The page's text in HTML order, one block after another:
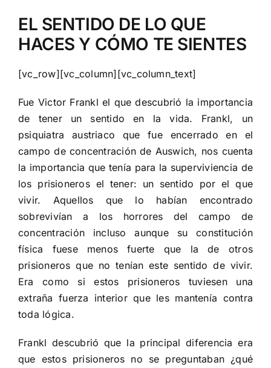
EL SENTIDO DE LO QUE
HACES Y CÓMO TE SIENTES
[vc_row][vc_column][vc_column_text]
Fue Victor Frankl el que descubrió la importancia
de tener un sentido en la vida. Frankl, un
psiquiatra austriaco que fue encerrado en el
campo de concentración de Auswich, nos cuenta
la importancia que tenía para la superviviencia de
los prisioneros el tener: un sentido por el que
vivir. Aquellos que lo habían encontrado
sobrevivían a los horrores del campo de
concentración incluso aunque su constitución
física fuese menos fuerte que la de otros
prisioneros que no tenían este sentido de vivir.
Era como si estos prisioneros tuviesen una
extraña fuerza interior que les mantenía contra
toda lógica.
Frankl descubrió que la principal diferencia era
que estos prisioneros no se preguntaban ¿qué